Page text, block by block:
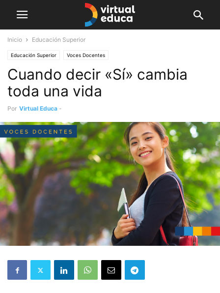
Inicio Educación Superior
Educación Superior Voces Docentes
Cuando decir «Sí» cambia
toda una vida
Por Virtual Educa -